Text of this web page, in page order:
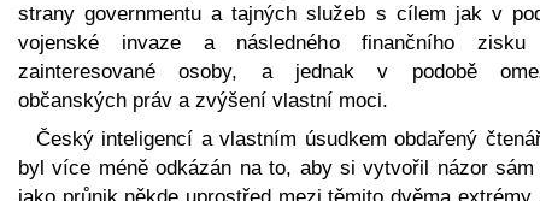
strany governmentu a tajných služeb s cílem jak v
vojenské invaze a následného finančního zisku
zainteresované osoby, a jednak v podobě
občanských práv a zvýšení vlastní moci.
Český inteligencí a vlastním úsudkem obdařený
byl více méně odkázán na to, aby si vytvořil názor
jako průnik někde uprostřed mezi těmito dvěma extrémy.